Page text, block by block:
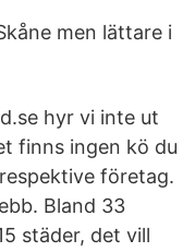
men lättare i
hyr vi inte ut
finns ingen kö du
företag.
Bland 33
städer, det vill